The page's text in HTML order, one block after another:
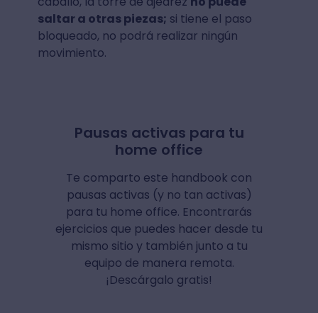
saltar a otras piezas; si tiene el paso
bloqueado, no podrá realizar ningún
movimiento.
Pausas activas para tu
home office
Te comparto este handbook con
pausas activas (y no tan activas)
para tu home office. Encontrarás
ejercicios que puedes hacer desde tu
mismo sitio y también junto a tu
equipo de manera remota.
¡Descárgalo gratis!